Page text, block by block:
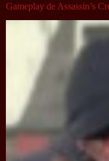
Gameplay de Assassin’s